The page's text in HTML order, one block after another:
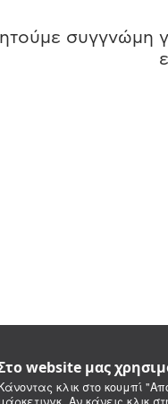
website μας
κλικ στο κουμπί
συγγνώμη